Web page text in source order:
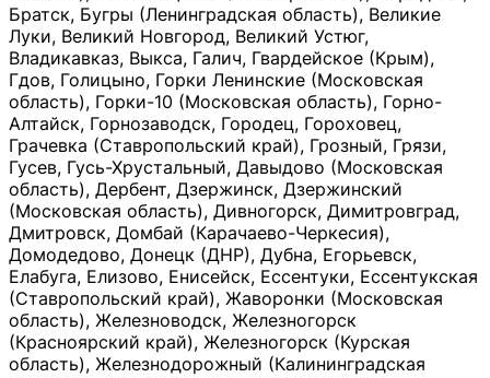
Братск, Бугры (Ленинградская область), Великие
Луки, Великий Новгород, Великий Устюг,
Владикавказ, Выкса, Галич, Гвардейское (Крым),
Гдов, Голицыно, Горки Ленинские (Московская
область), Горки-10 (Московская область), Горно-
Алтайск, Горнозаводск, Городец, Гороховец,
Грачевка (Ставропольский край), Грозный, Грязи,
Гусев, Гусь-Хрустальный, Давыдово (Московская
область), Дербент, Дзержинск, Дзержинский
(Московская область), Дивногорск, Димитровград,
Дмитровск, Домбай (Карачаево-Черкесия),
Домодедово, Донецк (ДНР), Дубна, Егорьевск,
Елабуга, Елизово, Енисейск, Ессентуки, Ессентукская
(Ставропольский край), Жаворонки (Московская
область), Железноводск, Железногорск
(Красноярский край), Железногорск (Курская
область), Железнодорожный (Калининградская